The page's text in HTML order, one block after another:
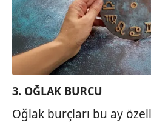
3. OĞLAK BURCU
Oğlak burçları bu ay